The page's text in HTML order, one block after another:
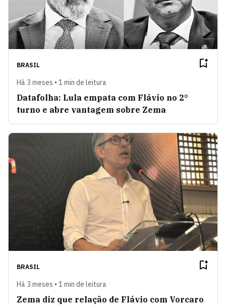
BRASIL
Há 3 meses • 1 min de leitura
Datafolha: Lula empata com Flávio no 2°
turno e abre vantagem sobre Zema
BRASIL
Há 3 meses • 1 min de leitura
Zema diz que relação de Flávio com Vorcaro